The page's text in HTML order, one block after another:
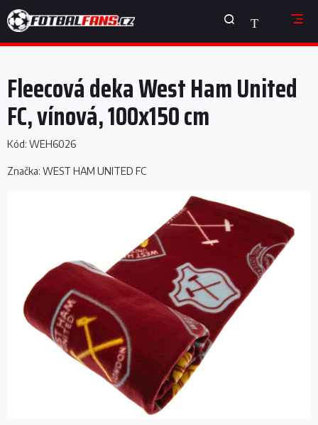
na
obsah
NÁKUPNÍ
KOŠÍK
Fleecová deka West Ham United
FC, vínová, 100x150 cm
Kód: WEH6026
Značka: WEST HAM UNITED FC